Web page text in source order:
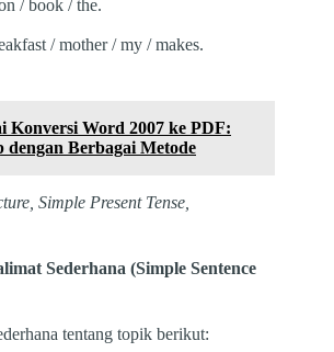
/ book / the.
/ mother / my / makes.
Konversi Word 2007 ke PDF:
dengan Berbagai Metode
Simple Present Tense,
Sederhana (Simple Sentence
tentang topik berikut: